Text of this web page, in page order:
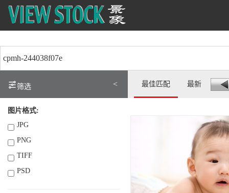
筛选 <
图片格式:
JPG
PNG
TIFF
PSD
最佳匹配 最新